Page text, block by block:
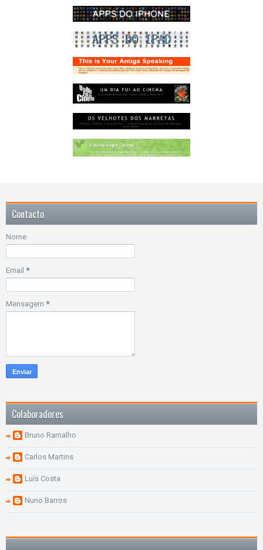
Contacto
Nome
Email *
Mensagem *
Colaboradores
Bruno Ramalho
Carlos Martins
Luís Costa
Nuno Barros